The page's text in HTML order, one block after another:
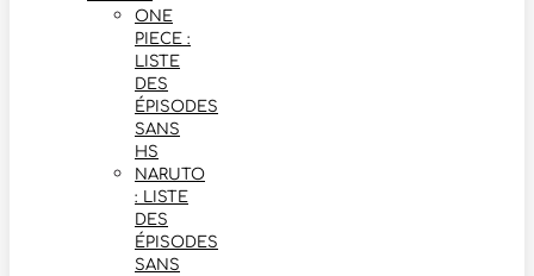
ONE
PIECE :
LISTE
DES
ÉPISODES
SANS
HS
NARUTO
: LISTE
DES
ÉPISODES
SANS